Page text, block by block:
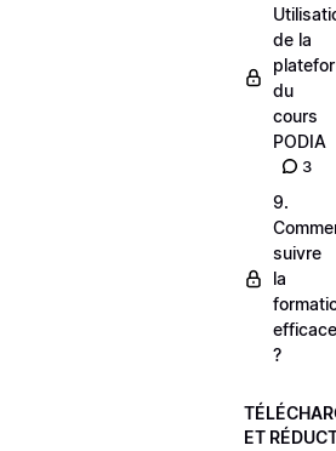
de la
du
cours
PODIA
3
9.
suivre
la
?
ET